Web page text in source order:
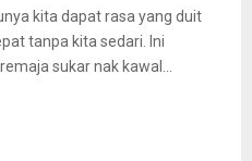
kita dapat rasa yang duit
tanpa kita sedari. Ini
sukar nak kawal...